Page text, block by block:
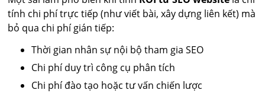
tính chi phí trực tiếp (như viết bài, xây dựng liên kết) mà
bỏ qua chi phí gián tiếp:
Thời gian nhân sự nội bộ tham gia SEO
Chi phí duy trì công cụ phân tích
Chi phí đào tạo hoặc tư vấn chiến lược